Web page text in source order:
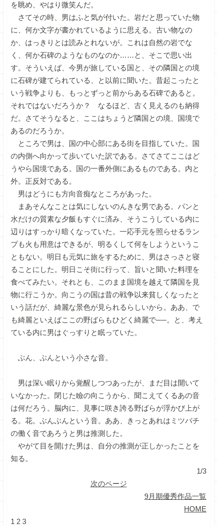
を眺め、やはり微笑んだ。
さてその時、男はふと気が付いた。岩だと思っていた物
に、何か文字が書かれているように思える。古い物なの
か、はっきりとは読みとれないが。これは自然の岩でな
く、何か石碑のようなものなのか……と、そこで思い出
す。そういえば、今男が旅している国と、その隣国との境
に石碑が建てられている、と以前に聞いた。昔起こったと
いう戦争よりも、もっとずっと前からある石碑であると。
それではないだろうか？ なるほど、古く見えるのも納得
だ。さてそうなると、ここはちょうど隣国との境、国境で
あるのだろうか。
ところで男は、国の中心部にある街を目指していた。国
の内側へ向かって歩いていた訳である。さてさてここはど
うやら国境である。国の一番外側にあるものである。内と
外。正反対である。
男はどうにも方向音痴なところがあった。
まあそんなことは気にしないのんきな男である。パンと
水だけの質素な夕飯もすぐに済み、そうこうしている内に
辺りはすっかり暗くなっていた。一応手元を照らせるラン
プも火も用意はできるが、明るくして何をしようというこ
ともない。明日も元気に旅をするために、男はさっさと寝
ることにした。明日こそ街に行って、旨いと聞いた料理を
食べてみたい。それとも、このまま国境を越えて隣国を見
物に行こうか。向こうの国は昔の戦争以来貧しくなったと
いう話だが、綺麗な景色が見られるらしいから。ああ、で
も綺麗といえばここの野ばらもひどく綺麗で──。と、考え
ている内に男はぐっすりと眠っていた。
ぶん、ぶんという小さな音。
男は深い眠りから覚醒しつつあったが、まだ目は開いて
いなかった。閉じた瞼の向こうから、聞こえてくるあの音
は何だろう。脳内に、見事に咲き誇る野ばらが浮かび上が
る。花。ぶんぶんという音。ああ、きっとあれはミツバチ
の働く音であろうと男は推測した。
やがて目を開けた男は、自分の推測が正しかったことを
知る。
1/3
次のページ
9月期優秀作品一覧
HOME
1 2 3